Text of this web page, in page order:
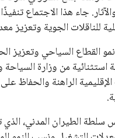
جاء هذا الاجتماع
للناقلات الجوية وتعزيز
القطاع السياحي وتعزيز
من وزارة السياحة
الراهنة والحفاظ
الطيران المدني، الذي